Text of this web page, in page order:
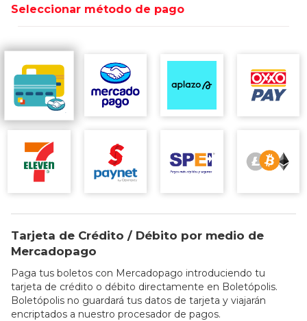
Seleccionar método de pago
Tarjeta de Crédito / Débito por medio de
Mercadopago
Paga tus boletos con Mercadopago introduciendo tu
tarjeta de crédito o débito directamente en Boletópolis.
Boletópolis no guardará tus datos de tarjeta y viajarán
encriptados a nuestro procesador de pagos.